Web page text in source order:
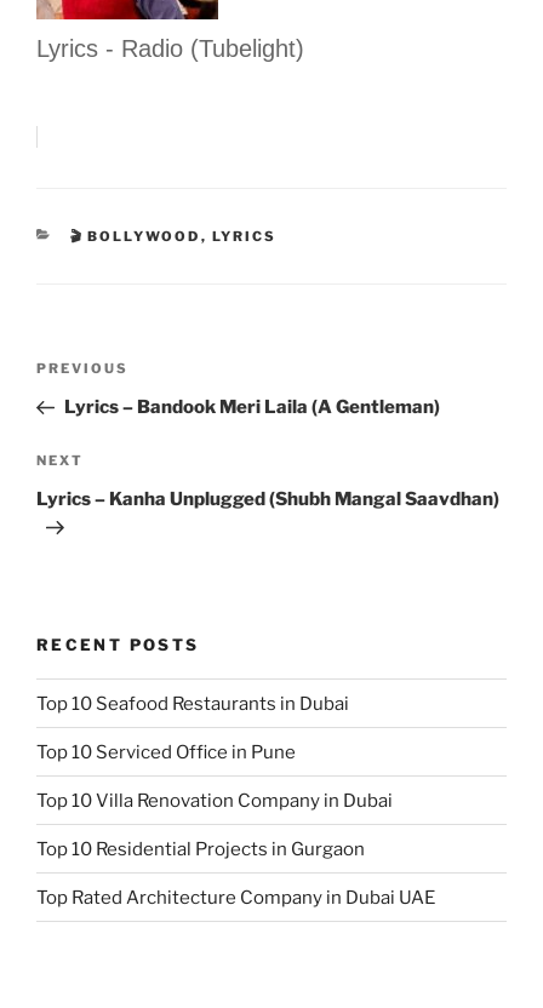
Lyrics - Radio (Tubelight)
CATEGORIES
🎬 BOLLYWOOD , LYRICS
Previous
Post
PREVIOUS
Lyrics – Bandook Meri Laila (A Gentleman)
Next
Post
NEXT
Lyrics – Kanha Unplugged (Shubh Mangal Saavdhan)
RECENT POSTS
Top 10 Seafood Restaurants in Dubai
Top 10 Serviced Office in Pune
Top 10 Villa Renovation Company in Dubai
Top 10 Residential Projects in Gurgaon
Top Rated Architecture Company in Dubai UAE